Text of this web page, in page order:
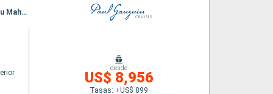
Itinerario : Papeete, Rangiroa, Atuona, Omoa, Hapatoni, Taiohae, Fakarava, Bora Bora, Motu Mahana, Huahine, Moorea, Papeete
desde
US$ 8,956
Tasas: +US$ 899